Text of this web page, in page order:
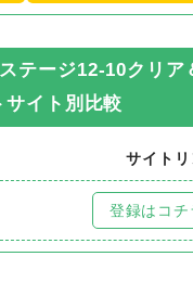
ージ12-10クリア
サイト別比較
サイト